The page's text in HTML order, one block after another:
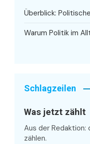
Überblick:
Warum Politik im
Schlagzeilen
Was jetzt zählt
Aus der Redaktion:
zählen.